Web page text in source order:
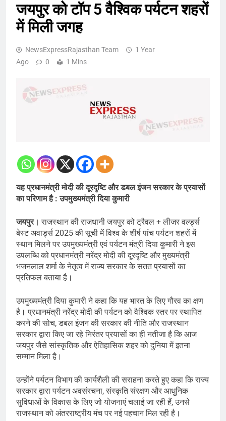
जयपुर को टॉप 5 वैश्विक पर्यटन शहरों
में मिली जगह
NewsExpressRajasthan Team
1 Year
Ago
0 1 Mins
यह प्रधानमंत्री मोदी की दूरदृष्टि और डबल इंजन सरकार के प्रयासों
का परिणाम है : उपमुख्यमंत्री दिया कुमारी
जयपुर।राजस्थान की राजधानी जयपुर को ट्रैवल + लीजर वर्ल्ड्स
बेस्ट अवार्ड्स 2025 की सूची में विश्व के शीर्ष पांच पर्यटन शहरों में
स्थान मिलने पर उपमुख्यमंत्री एवं पर्यटन मंत्री दिया कुमारी ने इस
उपलब्धि को प्रधानमंत्री नरेंद्र मोदी की दूरदृष्टि और मुख्यमंत्री
भजनलाल शर्मा के नेतृत्व में राज्य सरकार के सतत प्रयासों का
प्रतिफल बताया है।
उपमुख्यमंत्री दिया कुमारी ने कहा कि यह भारत के लिए गौरव का क्षण
है। प्रधानमंत्री नरेंद्र मोदी की पर्यटन को वैश्विक स्तर पर स्थापित
करने की सोच, डबल इंजन की सरकार की नीति और राजस्थान
सरकार द्वारा किए जा रहे निरंतर प्रयासों का ही नतीजा है कि आज
जयपुर जैसे सांस्कृतिक और ऐतिहासिक शहर को दुनिया में इतना
सम्मान मिला है।
उन्होंने पर्यटन विभाग की कार्यशैली की सराहना करते हुए कहा कि राज्य
सरकार द्वारा पर्यटन अवसंरचना, संस्कृति संरक्षण और आधुनिक
सुविधाओं के विकास के लिए जो योजनाएं चलाई जा रही हैं, उनसे
राजस्थान को अंतरराष्ट्रीय मंच पर नई पहचान मिल रही है।